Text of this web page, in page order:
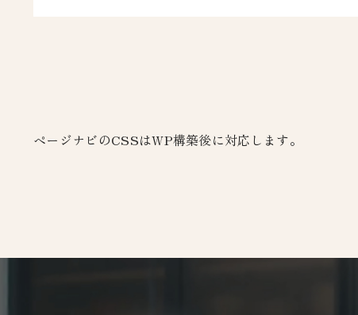
ページナビのCSSはWP構築後に対応します。